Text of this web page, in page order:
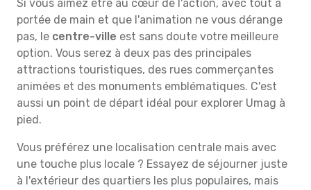
Si vous aimez être au cœur de l'action, avec tout à
portée de main et que l'animation ne vous dérange
pas, le centre-ville est sans doute votre meilleure
option. Vous serez à deux pas des principales
attractions touristiques, des rues commerçantes
animées et des monuments emblématiques. C'est
aussi un point de départ idéal pour explorer Umag à
pied.
Vous préférez une localisation centrale mais avec
une touche plus locale ? Essayez de séjourner juste
à l'extérieur des quartiers les plus populaires, mais